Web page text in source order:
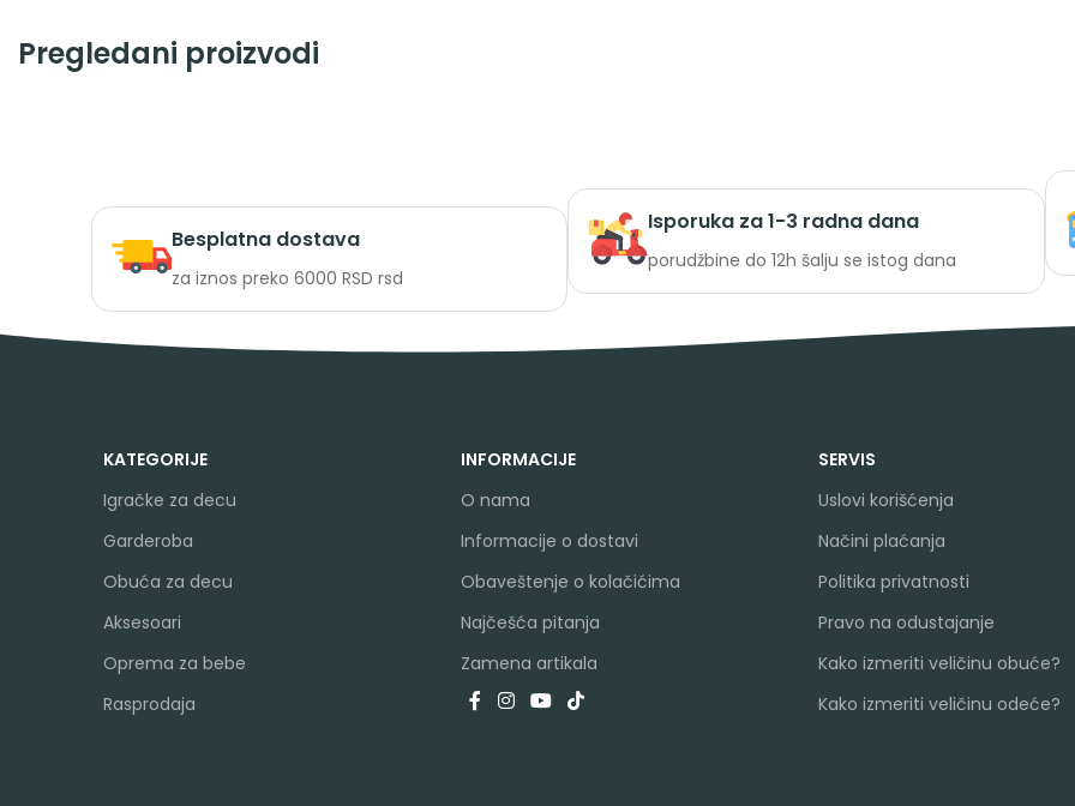
Pregledani proizvodi
Besplatna dostava
za iznos preko 6000 RSD rsd
Isporuka za 1-3 radna dana
porudžbine do 12h šalju se istog dana
KATEGORIJE
Igračke za decu
Garderoba
Obuća za decu
Aksesoari
Oprema za bebe
Rasprodaja
INFORMACIJE
O nama
Informacije o dostavi
Obaveštenje o kolačićima
Najčešća pitanja
Zamena artikala
SERVIS
Uslovi korišćenja
Načini plaćanja
Politika privatnosti
Pravo na odustajanje
Kako izmeriti veličinu obuće?
Kako izmeriti veličinu odeće?